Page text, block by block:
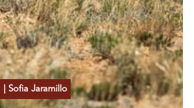
| Sofia Jaramillo